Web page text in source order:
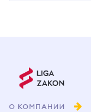
О КОМПАНИИ